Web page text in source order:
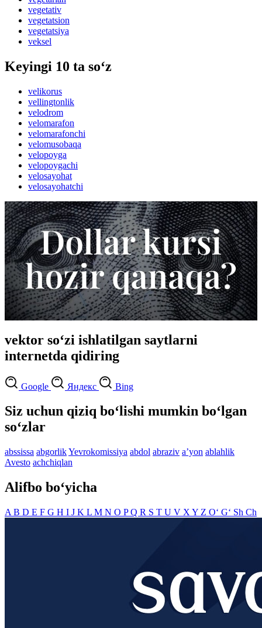
vegetativ
vegetatsion
vegetatsiya
veksel
Keyingi 10 ta so‘z
velikorus
vellingtonlik
velodrom
velomarafon
velomarafonchi
velomusobaqa
velopoyga
velopoygachi
velosayohat
velosayohatchi
vektor so‘zi ishlatilgan saytlarni
internetda qidiring
Google Яндекс Bing
Siz uchun qiziq bo‘lishi mumkin bo‘lgan
so‘zlar
abssissa abgorlikYevrokomissiya abdol abraziv aʼyon ablahlik
Avesto achchiqlan
Alifbo bo‘yicha
A B D E F G H I J K L M N O PQ R S T U V X Y Z O‘ G‘ Sh Ch